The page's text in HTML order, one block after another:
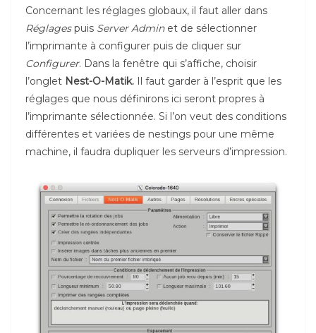
Concernant les réglages globaux, il faut aller dans
Réglagespuis Server Adminet de sélectionner
l’imprimante à configurer puis de cliquer sur
Configurer. Dans la fenêtre qui s’affiche, choisir
l’onglet Nest-O-Matik. Il faut garder à l’esprit que les
réglages que nous définirons ici seront propres à
l’imprimante sélectionnée. Si l’on veut des conditions
différentes et variées de nestings pour une même
machine, il faudra dupliquer les serveurs d’impression.